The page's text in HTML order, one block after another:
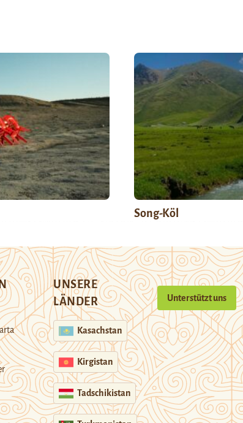
Song-Köl
UNSERE
LÄNDER
Kasachstan
Kirgistan
Tadschikistan
Unterstützt uns